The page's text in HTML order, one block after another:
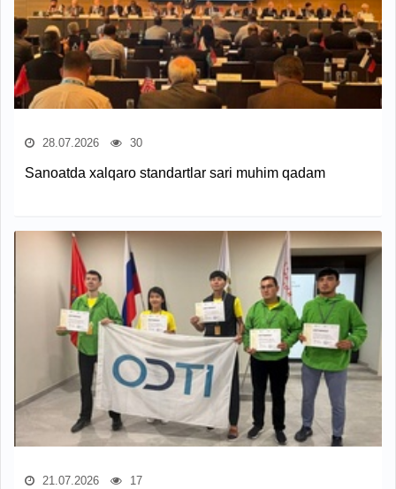
28.07.2026 30
Sanoatda xalqaro standartlar sari muhim qadam
21.07.2026 17